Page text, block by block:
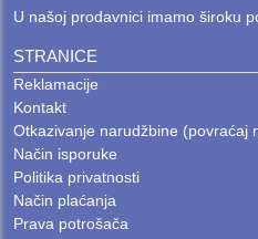
U našoj prodavnici imamo široku
STRANICE
Reklamacije
Kontakt
Otkazivanje narudžbine (povraćaj
Način isporuke
Politika privatnosti
Način plaćanja
Prava potrošača